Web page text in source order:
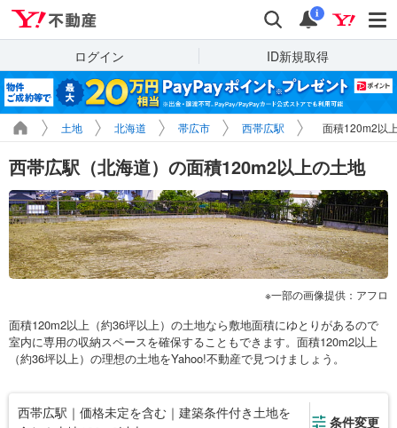
検索 通知
i
ログイン ID新規取得
土地 北海道 帯広市 西帯広駅 面積120m2以
西帯広駅（北海道）の面積120m2以上の土地
一部の画像提供：アフロ
面積120m2以上（約36坪以上）の土地なら敷地面積にゆとりがあるので
室内に専用の収納スペースを確保することもできます。面積120m2以上
（約36坪以上）の理想の土地をYahoo!不動産で見つけましょう。
西帯広駅｜価格未定を含む｜建築条件付き土地を
条件変更